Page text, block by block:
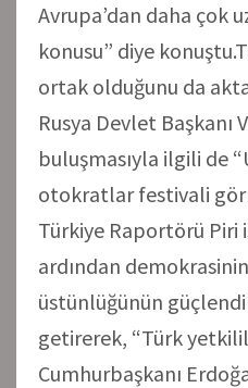
Avrupa’dan daha çok
konusu” diye
ortak olduğunu da
Rusya Devlet Başkanı
buluşmasıyla ilgili de
otokratlar festivali
Türkiye Raportörü Piri
ardından
üstünlüğünün
getirerek, “Türk
Cumhurbaşkanı